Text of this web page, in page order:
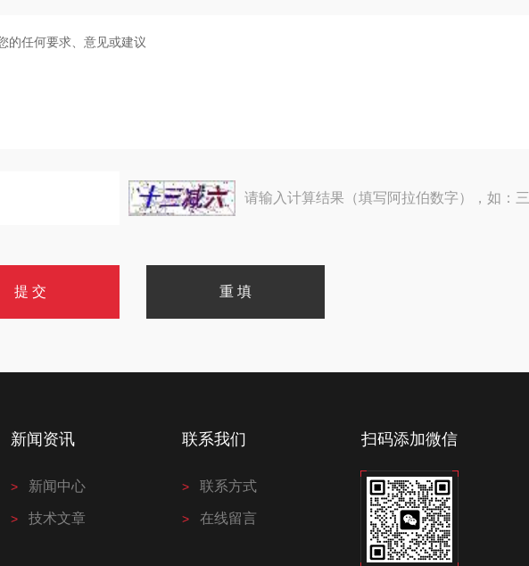
请输入计算结果（填写阿拉伯数字），如：
新闻资讯
新闻中心
技术文章
联系我们
联系方式
在线留言
扫码添加微信